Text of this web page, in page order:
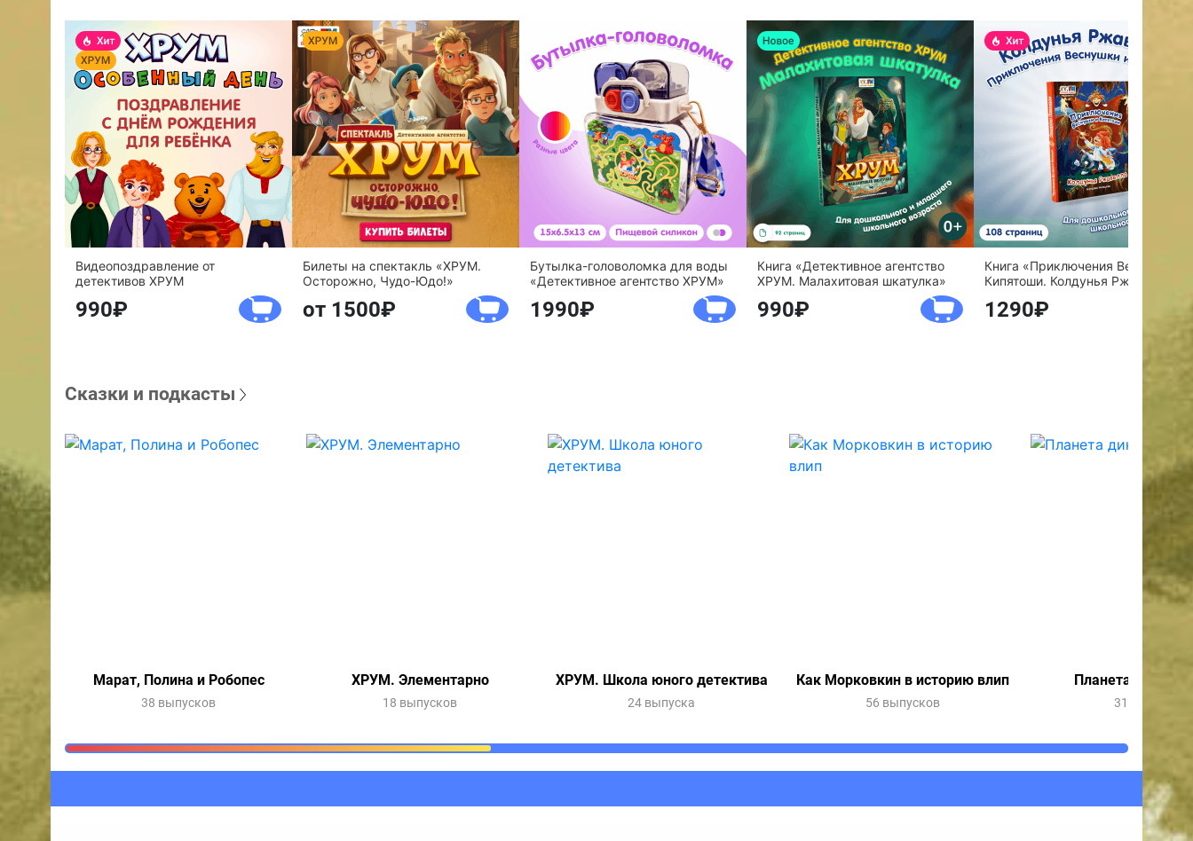
Очередь прослушивания
Видеопоздравление от
детективов ХРУМ
990
Билеты на спектакль «ХРУМ.
Осторожно, Чудо-Юдо!»
от 1500
Бутылка-головоломка для воды
«Детективное агентство ХРУМ»
1990
Книга «Детективное агентство
ХРУМ. Малахитовая шкатулка»
990
Книга «Приключения Веснушки и
Кипятоши. Колдунья Ржавелла»
1290
Сказки и подкасты
Марат, Полина и Робопес
38 выпусков
ХРУМ. Элементарно
18 выпусков
ХРУМ. Школа юного детектива
24 выпуска
Как Морковкин в историю влип
56 выпусков
Планета
31 выпуск